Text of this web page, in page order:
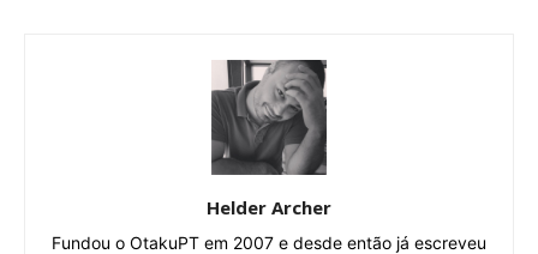
Helder Archer
Fundou o OtakuPT em 2007 e desde então já escreveu